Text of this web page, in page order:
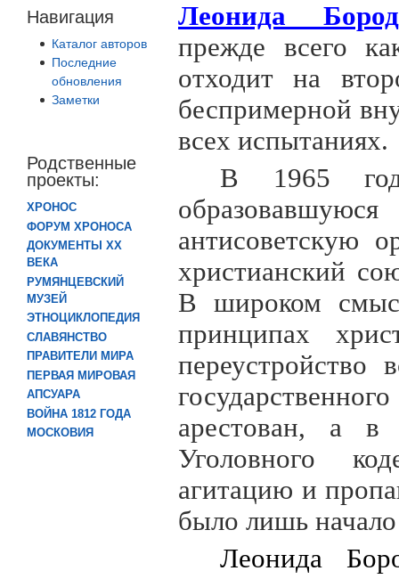
Навигация
Каталог авторов
Последние
обновления
Заметки
Родственные
проекты:
ХРОНОС
ФОРУМ ХРОНОСА
ДОКУМЕНТЫ XX
ВЕКА
РУМЯНЦЕВСКИЙ
МУЗЕЙ
ЭТНОЦИКЛОПЕДИЯ
СЛАВЯНСТВО
ПРАВИТЕЛИ МИРА
ПЕРВАЯ МИРОВАЯ
АПСУАРА
ВОЙНА 1812 ГОДА
МОСКОВИЯ
Леонида
прежде всего
отходит на
беспримерной
всех испытаниях.
В 1965
антисоветскую
христианский
В широком
принципах
переустройство
арестован, а в
Уголовного
агитацию и
было лишь
Леонида